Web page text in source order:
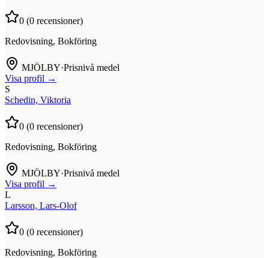
0 (0 recensioner)
Redovisning, Bokföring
MJÖLBY·Prisnivå medel
Visa profil →
S
Schedin, Viktoria
0 (0 recensioner)
Redovisning, Bokföring
MJÖLBY·Prisnivå medel
Visa profil →
L
Larsson, Lars-Olof
0 (0 recensioner)
Redovisning, Bokföring